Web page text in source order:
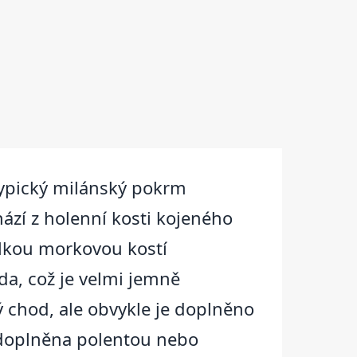
milánský pokrm
z holenní kosti kojeného
morkovou kostí
což je velmi jemně
ale obvykle je doplněno
polentou nebo